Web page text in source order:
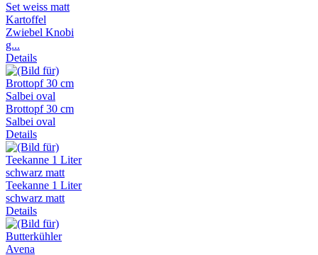
Set weiss matt
Kartoffel
Zwiebel Knobi
g...
Details
Brottopf 30 cm
Salbei oval
Details
Teekanne 1 Liter
schwarz matt
Details